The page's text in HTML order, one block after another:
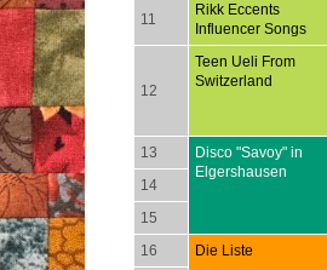
11
Rikk Eccents
Influencer Songs
12
Teen Ueli From
Switzerland
13
Disco "Savoy" in
Elgershausen
14
15
16
Die Liste